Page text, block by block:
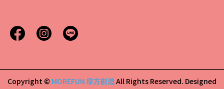
Copyright © MOREFUN 摩方創造All Rights Reserved. Designed